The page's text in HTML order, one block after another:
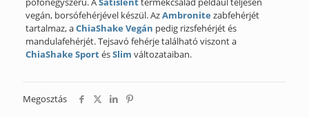
vegán, borsófehérjével készül. AzAmbronite zabfehérjét
tartalmaz, aChiaShake Vegán pedig rizsfehérjét és
mandulafehérjét. Tejsavó fehérje található viszont a
ChiaShake SportésSlim változataiban.
Megosztás